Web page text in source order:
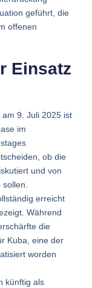
geführt, die
offenen
Einsatz
9. Juli 2025 ist
im
ob die
und von
erreicht
Während
die
Kuba, eine der
worden
künftig als